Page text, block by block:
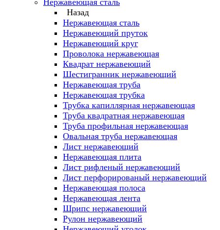
Нержавеющая сталь
Назад
Нержавеющая сталь
Нержавеющий пруток
Нержавеющий круг
Проволока нержавеющая
Квадрат нержавеющий
Шестигранник нержавеющий
Нержавеющая труба
Нержавеющая трубка
Трубка капиллярная нержавеющая
Труба квадратная нержавеющая
Труба профильная нержавеющая
Овальная труба нержавеющая
Лист нержавеющий
Нержавеющая плита
Лист рифленый нержавеющий
Лист перфорированый нержавеющий
Нержавеющая полоса
Нержавеющая лента
Шрипс нержавеющий
Рулон нержавеющий